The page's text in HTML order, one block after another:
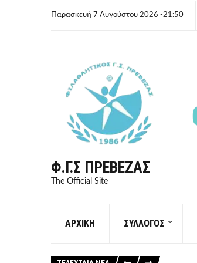
Παρασκευή 7 Αυγούστου 2026 -21:50
Φ.Γ.Σ ΠΡΈΒΕΖΑΣ
The Official Site
ΑΡΧΙΚΗ ΣΥΛΛΟΓΟΣ